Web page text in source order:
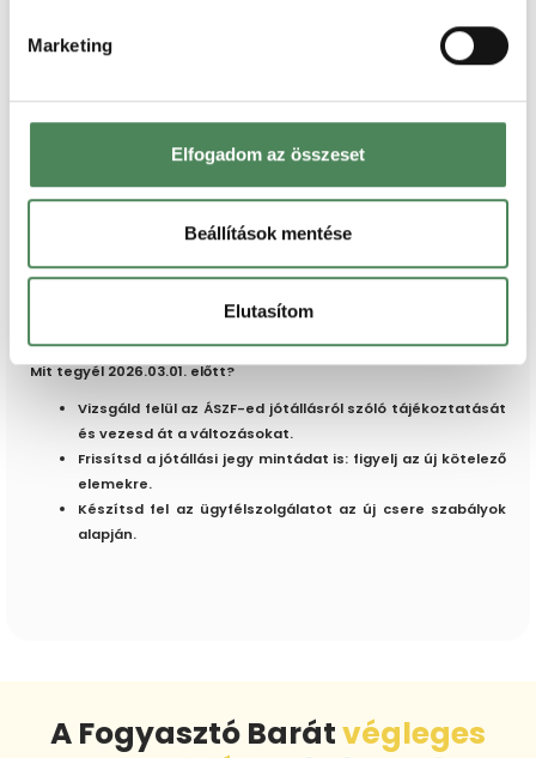
Marketing
Elfogadom az összeset
Beállítások mentése
Elutasítom
fogyasztót.
Azaz, ha a vállalkozás a fogyasztó szavatossági vagy jótállási
igényének teljesíthetőségéről annak bejelentésekor nem tud
nyilatkozni, álláspontjáról – az igény elutasítása esetén az
elutasítás indokáról és a békéltető testülethez fordulás
értesíteni a fogyasztót.
mindennapi működésben elengedhetetlen a fogyasztóvédelmi
bírságok elkerüléséhez és a zökkenőmentes
Mit tegyél 2026.03.01. előtt?
Vizsgáld felül az ÁSZF-ed jótállásról szóló tájékoztatását
és vezesd át a változásokat.
Frissítsd a jótállási jegy mintádat is: figyelj az új kötelező
elemekre.
Készítsd fel az ügyfélszolgálatot az új csere szabályok
alapján.
A Fogyasztó Barátvégleges